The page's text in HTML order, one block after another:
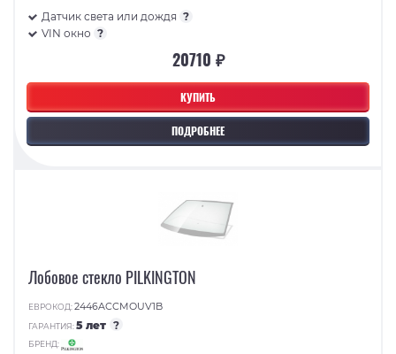
КУПИТЬ
ПОДРОБНЕЕ
Датчик света или дождя ?
VIN окно ?
20710 ₽
Лобовое стекло PILKINGTON
ЕВРОКОД:2446ACCMOUV1B
ГАРАНТИЯ:5 лет ?
БРЕНД: